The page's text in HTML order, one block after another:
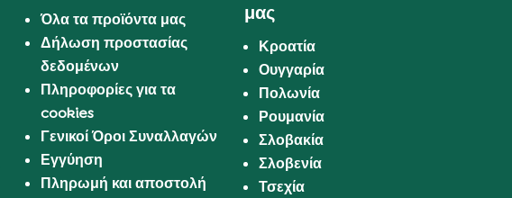
Όλα τα προϊόντα μας
Δήλωση προστασίας
δεδομένων
Πληροφορίες για τα
cookies
Γενικοί Όροι Συναλλαγών
Εγγύηση
Πληρωμή και αποστολή
μας
Κροατία
Ουγγαρία
Πολωνία
Ρουμανία
Σλοβακία
Σλοβενία
Τσεχία